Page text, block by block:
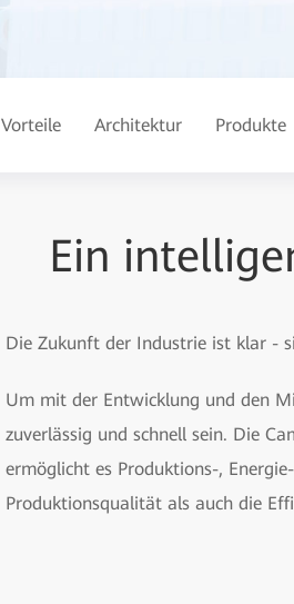
Vorteile Architektur Produkte
Ein
Die Zukunft der Industrie ist klar -
Um mit der Entwicklung und den
zuverlässig und schnell sein. Die
ermöglicht es Produktions-,
Produktionsqualität als auch die